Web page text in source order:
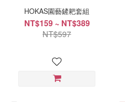
HOKAS園藝鏟耙套組
NT$159 ~ NT$389
NT$597